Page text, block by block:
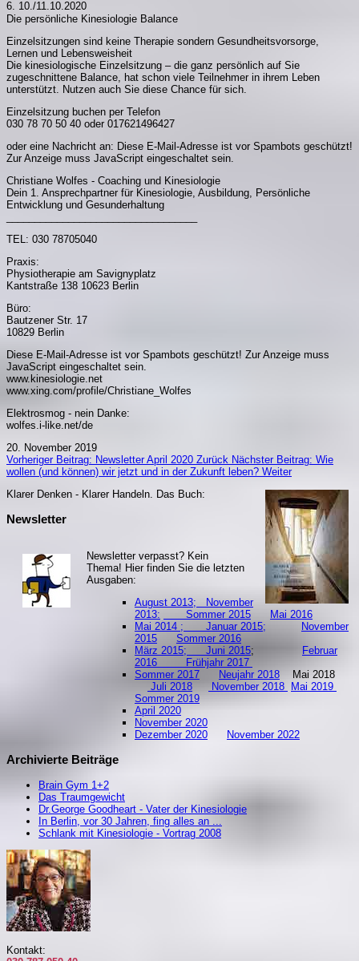
6. 10./11.10.2020
Die persönliche Kinesiologie Balance
Einzelsitzungen sind keine Therapie sondern Gesundheitsvorsorge,
Lernen und Lebensweisheit
Die kinesiologische Einzelsitzung – die ganz persönlich auf Sie
zugeschnittene Balance, hat schon viele Teilnehmer in ihrem Leben
unterstützt. Nutzen auch Sie diese Chance für sich.
Einzelsitzung buchen per Telefon
030 78 70 50 40 oder 017621496427
oder eine Nachricht an: Diese E-Mail-Adresse ist vor Spambots geschützt!
Zur Anzeige muss JavaScript eingeschaltet sein.
Christiane Wolfes - Coaching und Kinesiologie
Dein 1. Ansprechpartner für Kinesiologie, Ausbildung, Persönliche
Entwicklung und Gesunderhaltung
TEL: 030 78705040
Praxis:
Physiotherapie am Savignyplatz
Kantstraße 138 10623 Berlin
Büro:
Bautzener Str. 17
10829 Berlin
Diese E-Mail-Adresse ist vor Spambots geschützt! Zur Anzeige muss
JavaScript eingeschaltet sein.
www.kinesiologie.net
www.xing.com/profile/Christiane_Wolfes
Elektrosmog - nein Danke:
wolfes.i-like.net/de
20. November 2019
Vorheriger Beitrag: Newsletter April 2020 Zurück Nächster Beitrag: Wie
wollen (und können) wir jetzt und in der Zukunft leben? Weiter
Klarer Denken - Klarer Handeln. Das Buch:
Newsletter
Newsletter verpasst? Kein
Thema! Hier finden Sie die letzten
Ausgaben:
August 2013;
November
2013:
Sommer 2015
Mai 2016
Mai 2014 ; Januar 2015;
November
2015
Sommer 2016
März 2015; Juni 2015;
Februar
2016
Frühjahr 2017
Sommer 2017
Neujahr 2018 Mai 2018
Juli 2018
November 2018
Mai 2019
Sommer 2019
April 2020
November 2020
Dezember 2020
November 2022
Archivierte Beiträge
Brain Gym 1+2
Das Traumgewicht
Dr.George Goodheart - Vater der Kinesiologie
In Berlin, vor 30 Jahren, fing alles an ...
Schlank mit Kinesiologie - Vortrag 2008
Kontakt: